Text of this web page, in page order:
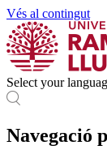
Vés al contingut
Select your
Navegació